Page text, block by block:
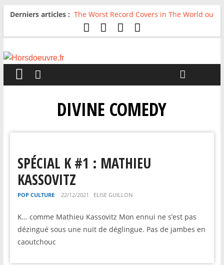
Derniers articles : The Worst Record Covers in The World ou
Comment rire du pire
Avril 2026 : C’est dans les vieux pots
For The First Time, Again : Tyler Ballgame
DIVINE COMEDY
SPÉCIAL K #1 : MATHIEU
KASSOVITZ
POP CULTURE 22/12/2021 ELISE GUILLON
K… comme Mathieu Kassovitz Mon ennui ne s’est pas
dézingué sous une nuit de déglingue. Pas de jambes en
caoutchouc